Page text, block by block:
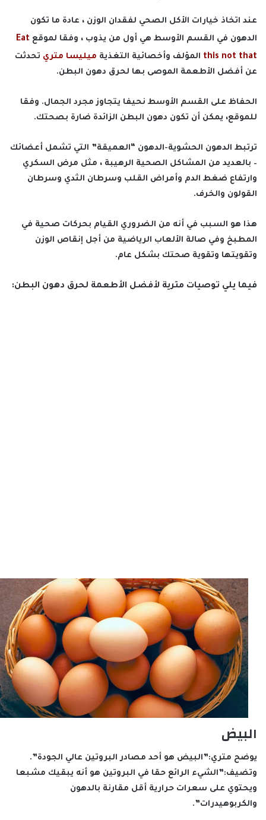
عند اتخاذ خيارات الأكل الصحي لفقدان الوزن ، عادة ما تكون
الدهون في القسم الأوسط هي أول من يذوب ، وفقا لموقع Eat
this not that المؤلف وأخصائية التغذية ميليسا متري تحدثت
عن أفضل الأطعمة الموصى بها لحرق دهون البطن.
الحفاظ على القسم الأوسط نحيفا يتجاوز مجرد الجمال. وفقا
للموقع، يمكن أن تكون دهون البطن الزائدة ضارة بصحتك.
ترتبط الدهون الحشوية-الدهون “العميقة” التي تشمل أعضائك
– بالعديد من المشاكل الصحية الرهيبة ، مثل مرض السكري
وارتفاع ضغط الدم وأمراض القلب وسرطان الثدي وسرطان
القولون والخرف.
هذا هو السبب في أنه من الضروري القيام بحركات صحية في
المطبخ وفي صالة الألعاب الرياضية من أجل إنقاص الوزن
وتقويتها وتقوية صحتك بشكل عام.
فيما يلي توصيات مترية لأفضل الأطعمة لحرق دهون البطن:
البيض
يوضح متري:”البيض هو أحد مصادر البروتين عالي الجودة”.
وتضيف:”الشيء الرائع حقا في البروتين هو أنه يبقيك مشبعا
ويحتوي على سعرات حرارية أقل مقارنة بالدهون
والكربوهيدرات”.